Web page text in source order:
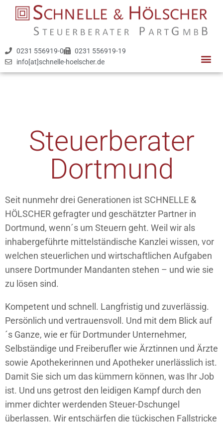
0231 556919-0
0231 556919-19
info[at]schnelle-hoelscher.de
Steuerberater
Dortmund
Seit nunmehr drei Generationen ist SCHNELLE &
HÖLSCHER gefragter und geschätzter Partner in
Dortmund, wenn´s um Steuern geht. Weil wir als
inhabergeführte mittelständische Kanzlei wissen, vor
welchen steuerlichen und wirtschaftlichen Aufgaben
unsere Dortmunder Mandanten stehen – und wie sie
zu lösen sind.
Kompetent und schnell. Langfristig und zuverlässig.
Persönlich und vertrauensvoll. Und mit dem Blick auf
´s Ganze, wie er für Dortmunder Unternehmer,
Selbständige und Freiberufler wie Ärztinnen und Ärzte
sowie Apothekerinnen und Apotheker unerlässlich ist.
Damit Sie sich um das kümmern können, was Ihr Job
ist. Und uns getrost den leidigen Kampf durch den
immer dichter werdenden Steuer-Dschungel
überlassen. Wir entschärfen die tückischen Fallstricke